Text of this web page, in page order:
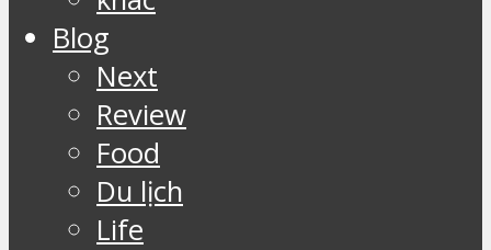
Blog
Next
Review
Food
Du lịch
Life